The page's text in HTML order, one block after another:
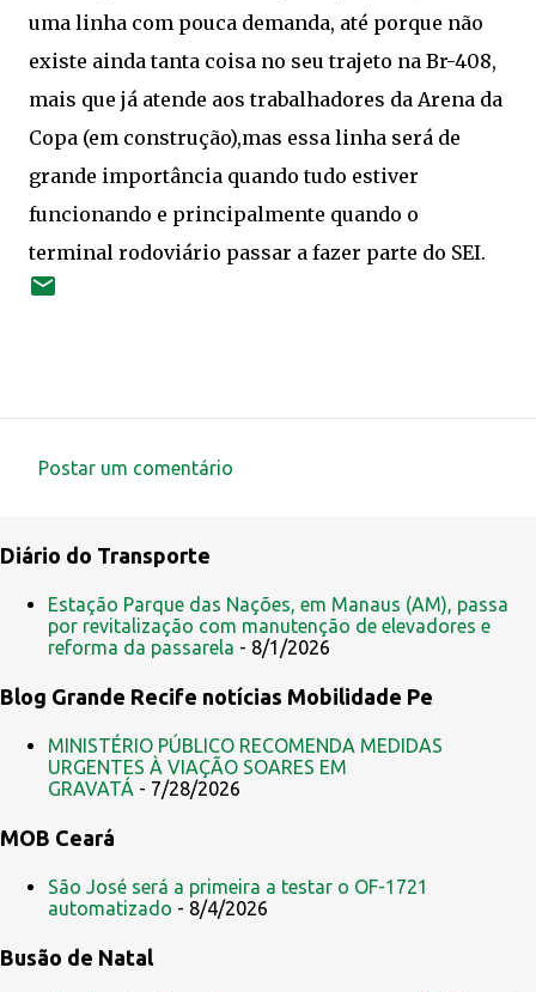
uma linha com pouca demanda, até porque não
existe ainda tanta coisa no seu trajeto na Br-408,
mais que já atende aos trabalhadores da Arena da
Copa (em construção),mas essa linha será de
grande importância quando tudo estiver
funcionando e principalmente quando o
terminal rodoviário passar a fazer parte do SEI.
m
e
n
á
o
s
Postar um comentário
Diário do Transporte
Estação Parque das Nações, em Manaus (AM), passa
por revitalização com manutenção de elevadores e
reforma da passarela - 8/1/2026
Blog Grande Recife notícias Mobilidade Pe
MINISTÉRIO PÚBLICO RECOMENDA MEDIDAS
URGENTES À VIAÇÃO SOARES EM
GRAVATÁ - 7/28/2026
MOB Ceará
São José será a primeira a testar o OF-1721
automatizado - 8/4/2026
Busão de Natal